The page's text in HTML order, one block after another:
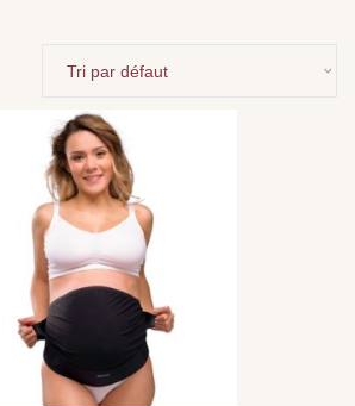
Ce
produit
a
plusieurs
variations.
Les
options
être
choisies